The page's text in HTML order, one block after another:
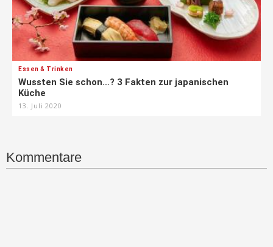
Essen & Trinken
Wussten Sie schon…? 3 Fakten zur japanischen
Küche
13. Juli 2020
Kommentare